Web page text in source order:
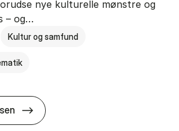
nye kulturelle mønstre og
– og…
Kultur og samfund
HA i mar­keds- og kul­tu­r­a­na­ly­se